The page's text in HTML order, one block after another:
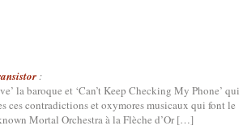
:
la baroque et ‘Can’t Keep Checking My Phone’ qui
ces contradictions et oxymores musicaux qui font le
Mortal Orchestra à la Flèche d’Or […]